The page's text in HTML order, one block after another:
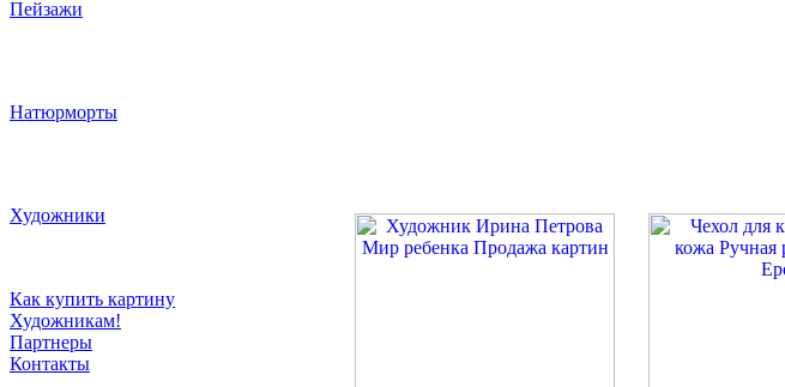
Пейзажи
Натюрморты
Художники
Как купить картину
Художникам!
Партнеры
Контакты